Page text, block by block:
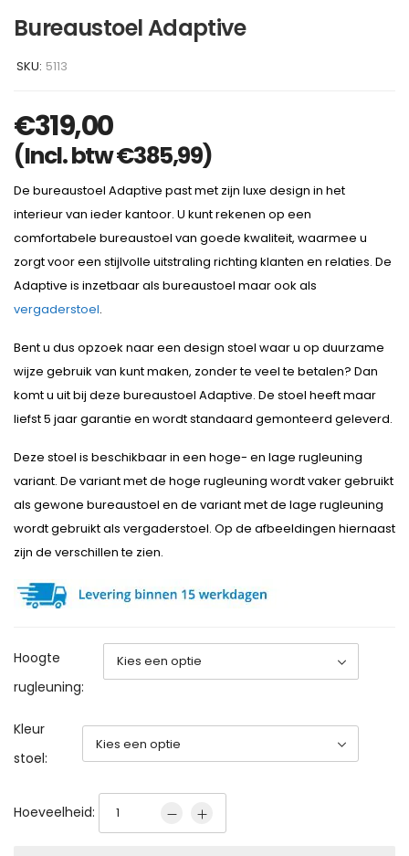
Bureaustoel Adaptive
SKU: 5113
€319,00
(Incl. btw€385,99)
De bureaustoel Adaptive past met zijn luxe design in het
interieur van ieder kantoor. U kunt rekenen op een
comfortabele bureaustoel van goede kwaliteit, waarmee u
zorgt voor een stijlvolle uitstraling richting klanten en relaties. De
Adaptive is inzetbaar als bureaustoel maar ook als
vergaderstoel.
Bent u dus opzoek naar een design stoel waar u op duurzame
wijze gebruik van kunt maken, zonder te veel te betalen? Dan
komt u uit bij deze bureaustoel Adaptive. De stoel heeft maar
liefst 5 jaar garantie en wordt standaard gemonteerd geleverd.
Deze stoel is beschikbaar in een hoge- en lage rugleuning
variant. De variant met de hoge rugleuning wordt vaker gebruikt
als gewone bureaustoel en de variant met de lage rugleuning
wordt gebruikt als vergaderstoel. Op de afbeeldingen hiernaast
zijn de verschillen te zien.
Hoogte
rugleuning:
Kleur
stoel:
Hoeveelheid: